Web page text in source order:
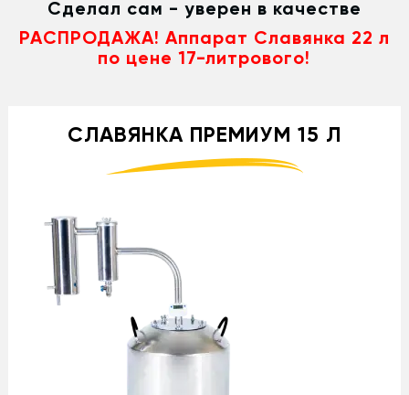
Сделал сам - уверен в качестве
РАСПРОДАЖА! Аппарат Славянка 22 л
по цене 17-литрового!
СЛАВЯНКА ПРЕМИУМ 15 Л